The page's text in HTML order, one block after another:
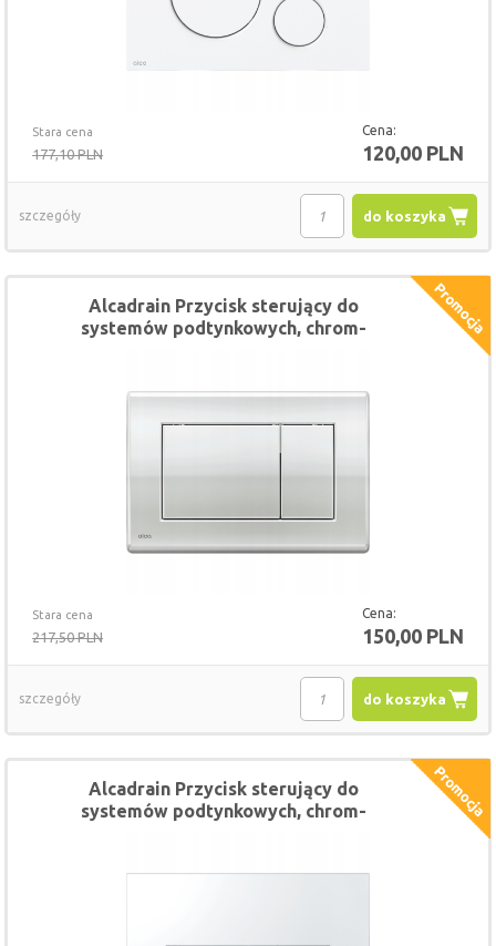
Stara cena
177,10 PLN
Cena:
120,00 PLN
do koszyka
szczegóły
Stara cena
217,50 PLN
Cena:
150,00 PLN
Alcadrain Przycisk sterujący do
systemów podtynkowych, chrom-
do koszyka
szczegóły
Alcadrain Przycisk sterujący do
systemów podtynkowych, chrom-